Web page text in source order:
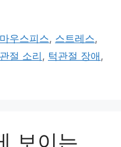
마우스피스, 스트레스,
절 소리, 턱관절 장애 ,
보이는